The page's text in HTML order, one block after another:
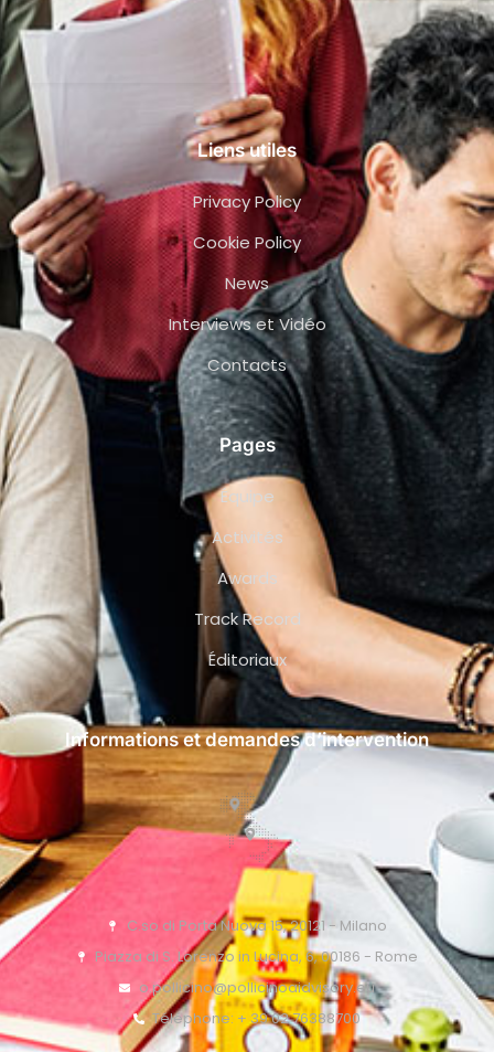
Liens utiles
Privacy Policy
Cookie Policy
News
Interviews et Vidéo
Contacts
Pages
Équipe
Activités
Awards
Track Record
Éditoriaux
Informations et demandes d’intervention
C.so di Porta Nuova 15, 20121 - Milano
Piazza di S. Lorenzo in Lucina, 6, 00186 - Rome
o.pollicino@pollicinoaidvisory.eu
Téléphone: + 39 02 76388700